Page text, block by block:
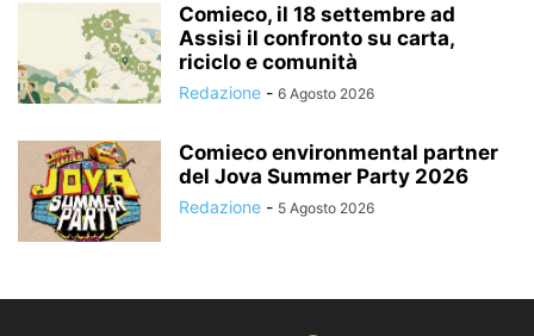
Comieco, il 18 settembre ad
Assisi il confronto su carta,
riciclo e comunità
Redazione - 6 Agosto 2026
Comieco environmental partner
del Jova Summer Party 2026
Redazione - 5 Agosto 2026